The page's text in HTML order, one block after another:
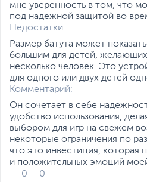
мне уверенность в том, что
под надежной защитой во
Недостатки:
Размер батута может
большим для детей, желающих
несколько человек. Это
для одного или двух детей
Комментарий:
Он сочетает в себе
удобство использования,
выбором для игр на свежем
некоторые ограничения по
что это инвестиция, которая
и положительных эмоций
0
0